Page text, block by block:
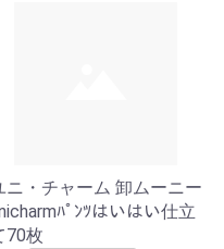
ニ・チャーム 卸ムーニー
ﾊﾟﾝﾂはいはい仕立
70枚